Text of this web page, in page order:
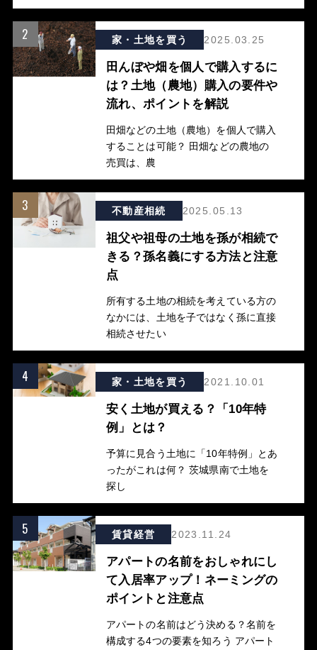
2 家・土地を買う 2025.03.25
田んぼや畑を個人で購入するに
は？土地（農地）購入の要件や
流れ、ポイントを解説
田畑などの土地（農地）を個人で購入
することは可能？ 田畑などの農地の
売買は、農
3 不動産相続 2025.05.13
祖父や祖母の土地を孫が相続で
きる？孫名義にする方法と注意
点
所有する土地の相続を考えている方の
なかには、土地を子ではなく孫に直接
相続させたい
4 家・土地を買う 2021.10.01
安く土地が買える？「10年特
例」とは？
予算に見合う土地に「10年特例」とあ
ったがこれは何？ 茨城県南で土地を
探し
5 賃貸経営 2023.11.24
アパートの名前をおしゃれにし
て入居率アップ！ネーミングの
ポイントと注意点
アパートの名前はどう決める？名前を
構成する4つの要素を知ろう アパート